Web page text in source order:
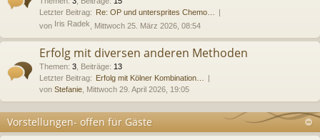
Letzter Beitrag: Re: OP und untersprites Chemo…
von Iris Radek , Mittwoch 25. März 2026, 08:54
Erfolg mit diversen anderen Methoden
Themen: 3 Beiträge: 13
Letzter Beitrag: Erfolg mit Kölner Kombination…
von Stefanie , Mittwoch 29. April 2026, 19:05
Vorstellungen- offen für Gäste